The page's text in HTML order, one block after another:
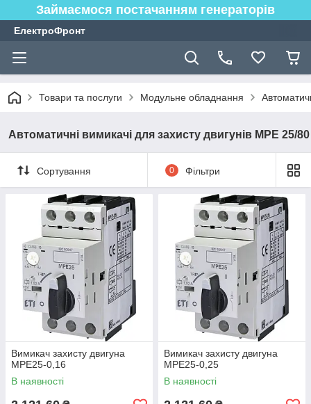
Займаємося постачанням генераторів
ЕлектроФронт
Товари та послуги Модульне обладнання
Автоматичні вимикачі для захисту двигунів MPE 25/80
Сортування 0 Фільтри
Вимикач захисту двигуна
MPE25-0,16
В наявності
Вимикач захисту двигуна
MPE25-0,25
В наявності